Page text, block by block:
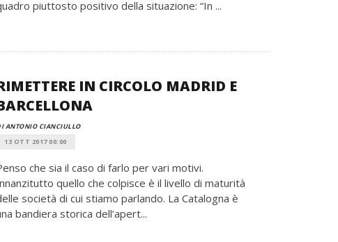
piuttosto positivo della situazione: “In ...
IN CIRCOLO MADRID E
ANTONIO CIANCIULLO
13 OTT 2017 00:00
che sia il caso di farlo per vari motivi.
quello che colpisce è il livello di maturità
società di cui stiamo parlando. La Catalogna è
bandiera storica dell’apert...